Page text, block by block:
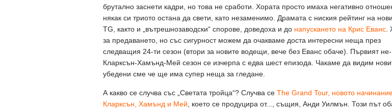
брутално заснети кадри, но това не сработи. Хората просто имаха негативно
някак си триото остана да свети, като незаменимо. Драмата с ниския рейтинг на
TG, както и „вътрешнозаводски“ спорове, доведоха и до напускането на Крис Еванс
за предаването, но със сигурност можем да очакваме доста интересни неща през
следващия 24-ти сезон (втори за новите водещи, вече без Еванс обаче). Първият не-
Кларксън-Хамънд-Мей сезон се изчерпа с едва шест епизода. Чакаме да видим
убедени сме че ще има супер неща за гледане.
А какво се случва със „Светата тройца“? Случва се The Grand Tour, новото
Кларксън, Хамънд и Мей , което се продуцира от..., същия, Анди Уилмън. Този път